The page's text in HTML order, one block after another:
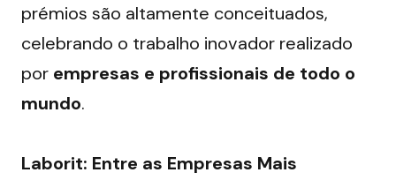
prémios são altamente conceituados,
celebrando o trabalho inovador realizado
por empresas e profissionais de todo o
mundo.
Laborit: Entre as Empresas Mais